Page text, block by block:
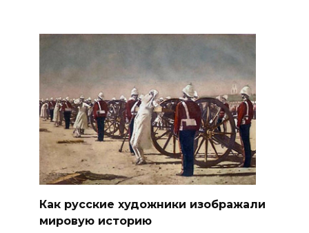
Как русские художники изображали
мировую историю